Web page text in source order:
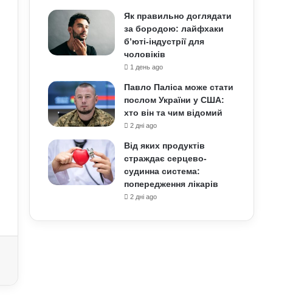
Як правильно доглядати
за бородою: лайфхаки
б’юті-індустрії для
чоловіків
1 день ago
Павло Паліса може стати
послом України у США:
хто він та чим відомий
2 дні ago
Від яких продуктів
страждає серцево-
судинна система:
попередження лікарів
2 дні ago